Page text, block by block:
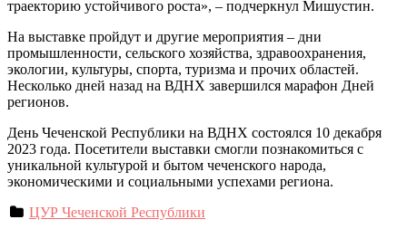
траекторию устойчивого роста», – подчеркнул Мишустин.
На выставке пройдут и другие мероприятия – дни
промышленности, сельского хозяйства, здравоохранения,
экологии, культуры, спорта, туризма и прочих областей.
Несколько дней назад на ВДНХ завершился марафон Дней
регионов.
День Чеченской Республики на ВДНХ состоялся 10 декабря
2023 года. Посетители выставки смогли познакомиться с
уникальной культурой и бытом чеченского народа,
экономическими и социальными успехами региона.
ЦУР Чеченской Республики